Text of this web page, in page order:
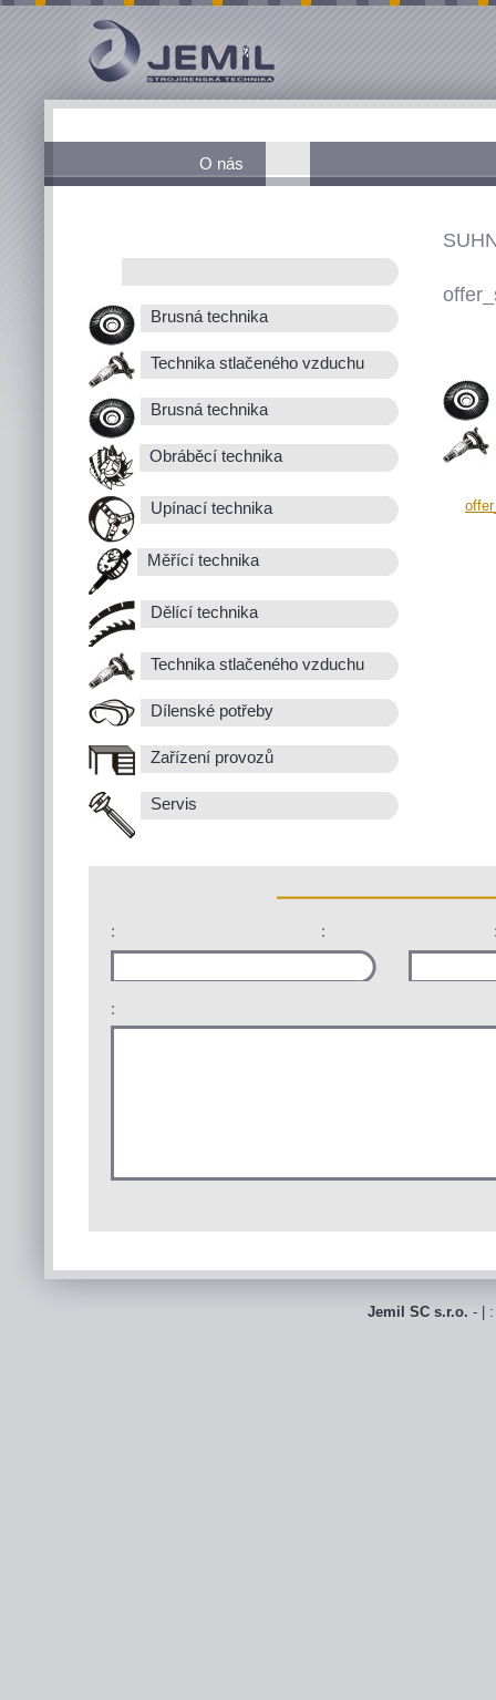
O nás
Brusná technika
Technika stlačeného vzduchu
Brusná technika
Obráběcí technika
Upínací technika
Měřící technika
Dělící technika
Technika stlačeného vzduchu
Dílenské potřeby
Zařízení provozů
Servis
: :
:
Jemil SC s.r.o. - |